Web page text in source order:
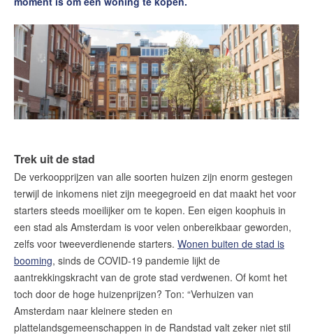
Blog
De Amsterdamse woningmarkt
verandert
Lees de blog vanRedactie Makelaars van
Amsterdam
Maak een afspraak
Makelaars van Amsterdam
amsterdam@makelaarsvan.nl
+31 (0)20 333 11 10
English?
Trek uit de stad
De verkoopprijzen van alle soorten huizen zijn enorm gestegen
terwijl de inkomens niet zijn meegegroeid en dat maakt het voor
starters steeds moeilijker om te kopen. Een eigen koophuis in
een stad als Amsterdam is voor velen onbereikbaar geworden,
zelfs voor tweeverdienende starters. Wonen buiten de stad is
booming, sinds de COVID-19 pandemie lijkt de
aantrekkingskracht van de grote stad verdwenen. Of komt het
toch door de hoge huizenprijzen? Ton: “Verhuizen van
Amsterdam naar kleinere steden en
plattelandsgemeenschappen in de Randstad valt zeker niet stil